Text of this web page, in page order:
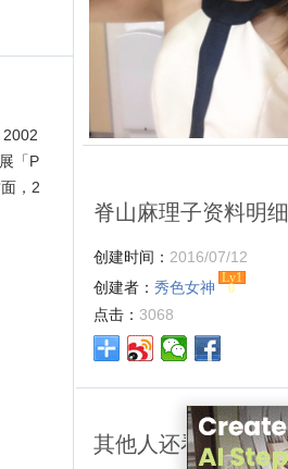
「P
，2
脊山麻理子资料明细
创建时间： 2016/07/12
创建者： 秀色女神
Lv1
0
点击： 3068
其他人还看了